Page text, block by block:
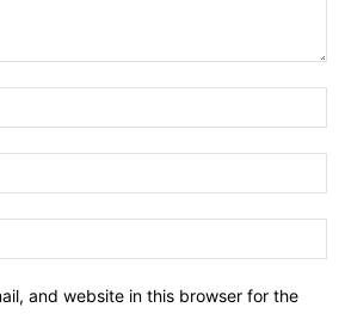
and website in this browser for the